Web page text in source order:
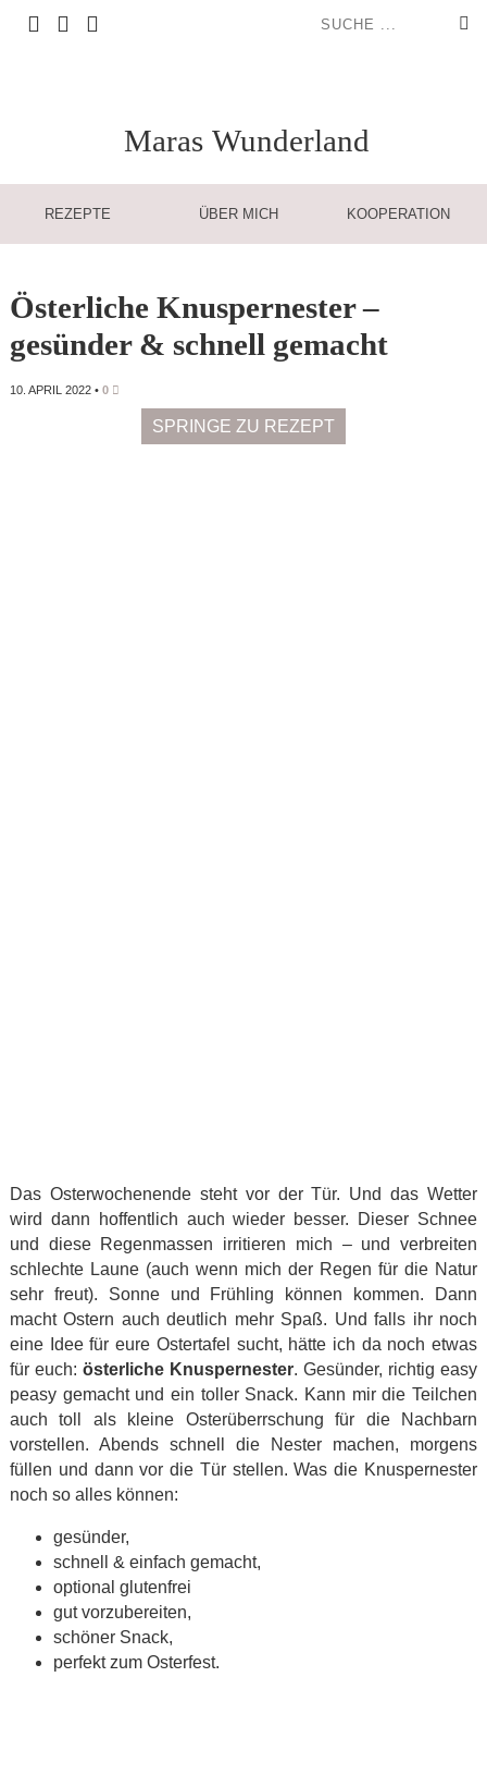
Maras Wunderland
REZEPTE ÜBER MICH KOOPERATION
Österliche Knuspernester –
gesünder & schnell gemacht
10. APRIL 2022• 0
SPRINGE ZU REZEPT
Das Osterwochenende steht vor der Tür. Und das Wetter
wird dann hoffentlich auch wieder besser. Dieser Schnee
und diese Regenmassen irritieren mich – und verbreiten
schlechte Laune (auch wenn mich der Regen für die Natur
sehr freut). Sonne und Frühling können kommen. Dann
macht Ostern auch deutlich mehr Spaß. Und falls ihr noch
eine Idee für eure Ostertafel sucht, hätte ich da noch etwas
für euch: österliche Knuspernester. Gesünder, richtig easy
peasy gemacht und ein toller Snack. Kann mir die Teilchen
auch toll als kleine Osterüberrschung für die Nachbarn
vorstellen. Abends schnell die Nester machen, morgens
füllen und dann vor die Tür stellen. Was die Knuspernester
noch so alles können:
gesünder,
schnell & einfach gemacht,
optional glutenfrei
gut vorzubereiten,
schöner Snack,
perfekt zum Osterfest.